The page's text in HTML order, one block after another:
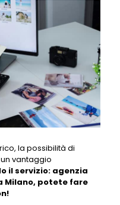
la possibilità di
vantaggio
il servizio: agenzia
Milano, potete fare